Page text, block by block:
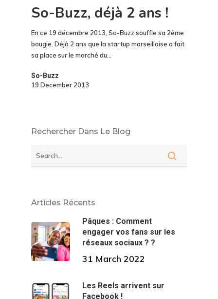
So-Buzz, déjà 2 ans !
En ce 19 décembre 2013, So-Buzz souffle sa 2ème
bougie. Déjà 2 ans que la startup marseillaise a fait
sa place sur le marché du…
So-Buzz
19 December 2013
Rechercher Dans Le Blog
Articles Récents
Pâques : Comment
engager vos fans sur les
réseaux sociaux ? ?
31 March 2022
Les Reels arrivent sur
Facebook !